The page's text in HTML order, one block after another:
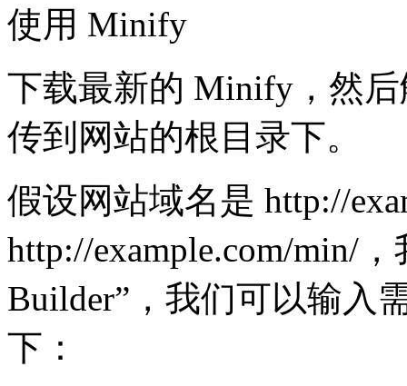
使用 Minify
下载最新的 Minify，然
传到网站的根目录下。
假设网站域名是 http://
http://example.com/min/
Builder”，我们可以输入
下：